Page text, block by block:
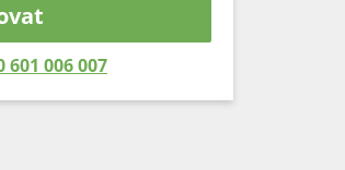
601 006 007